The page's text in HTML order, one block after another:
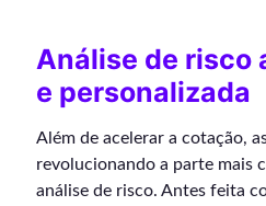
Análise de risco
e personalizada
Além de acelerar a cotação,
revolucionando a parte mais
análise de risco. Antes feita